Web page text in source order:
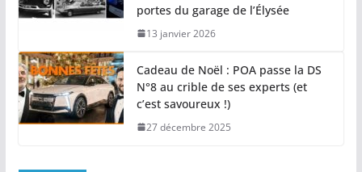
portes du garage de l’Élysée
13 janvier 2026
Cadeau de Noël : POA passe la DS
N°8 au crible de ses experts (et
c’est savoureux !)
27 décembre 2025